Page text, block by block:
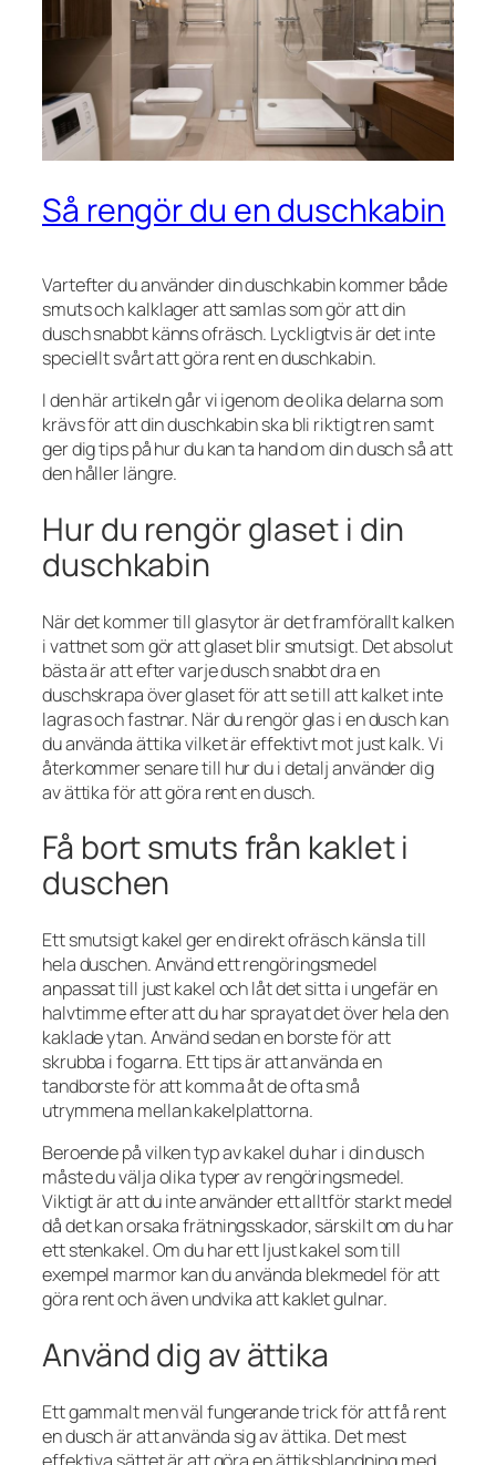
Så rengör du en duschkabin
Vartefter du använder din duschkabin kommer både
smuts och kalklager att samlas som gör att din
dusch snabbt känns ofräsch. Lyckligtvis är det inte
speciellt svårt att göra rent en duschkabin.
I den här artikeln går vi igenom de olika delarna som
krävs för att din duschkabin ska bli riktigt ren samt
ger dig tips på hur du kan ta hand om din dusch så att
den håller längre.
Hur du rengör glaset i din
duschkabin
När det kommer till glasytor är det framförallt kalken
i vattnet som gör att glaset blir smutsigt. Det absolut
bästa är att efter varje dusch snabbt dra en
duschskrapa över glaset för att se till att kalket inte
lagras och fastnar. När du rengör glas i en dusch kan
du använda ättika vilket är effektivt mot just kalk. Vi
återkommer senare till hur du i detalj använder dig
av ättika för att göra rent en dusch.
Få bort smuts från kaklet i
duschen
Ett smutsigt kakel ger en direkt ofräsch känsla till
hela duschen. Använd ett rengöringsmedel
anpassat till just kakel och låt det sitta i ungefär en
halvtimme efter att du har sprayat det över hela den
kaklade ytan. Använd sedan en borste för att
skrubba i fogarna. Ett tips är att använda en
tandborste för att komma åt de ofta små
utrymmena mellan kakelplattorna.
Beroende på vilken typ av kakel du har i din dusch
måste du välja olika typer av rengöringsmedel.
Viktigt är att du inte använder ett alltför starkt medel
då det kan orsaka frätningsskador, särskilt om du har
ett stenkakel. Om du har ett ljust kakel som till
exempel marmor kan du använda blekmedel för att
göra rent och även undvika att kaklet gulnar.
Använd dig av ättika
Ett gammalt men väl fungerande trick för att få rent
en dusch är att använda sig av ättika. Det mest
effektiva sättet är att göra en ättiksblandning med